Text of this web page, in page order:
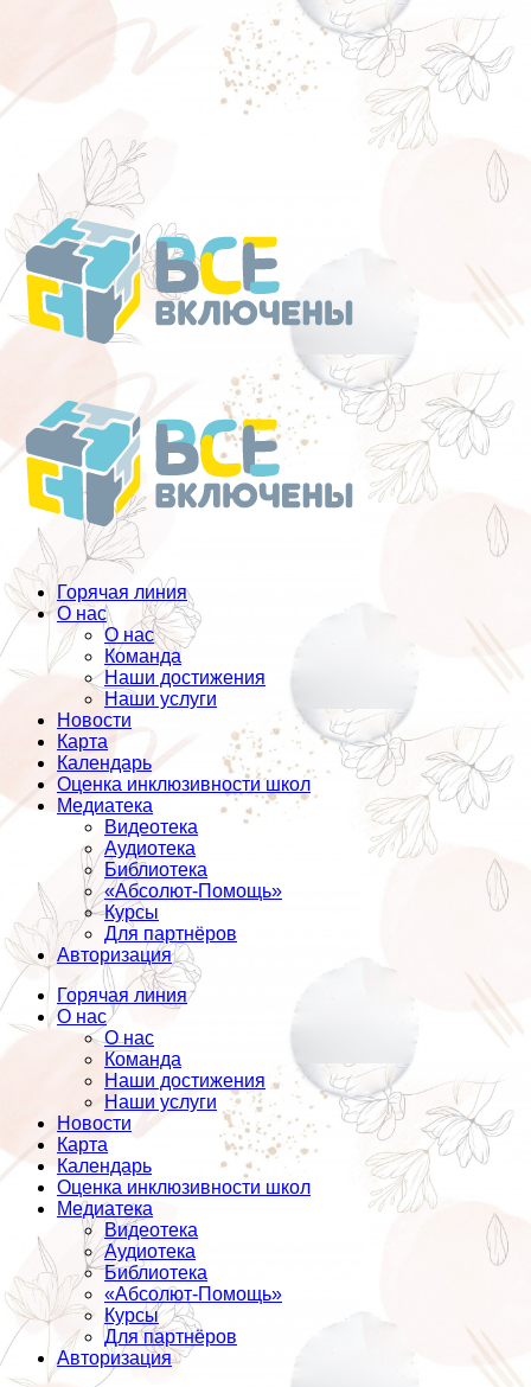
Перейти
к
содержанию
Горячая линия
О нас
О нас
Команда
Наши достижения
Наши услуги
Новости
Карта
Календарь
Оценка инклюзивности школ
Медиатека
Видеотека
Аудиотека
Библиотека
«Абсолют-Помощь»
Курсы
Для партнёров
Авторизация
Горячая линия
О нас
О нас
Команда
Наши достижения
Наши услуги
Новости
Карта
Календарь
Оценка инклюзивности школ
Медиатека
Видеотека
Аудиотека
Библиотека
«Абсолют-Помощь»
Курсы
Для партнёров
Авторизация